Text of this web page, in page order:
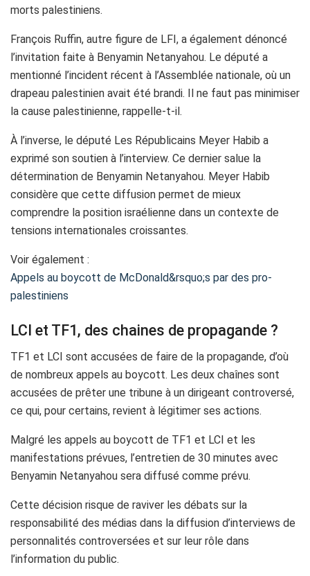
morts palestiniens.
François Ruffin, autre figure de LFI, a également dénoncé
l’invitation faite à Benyamin Netanyahou. Le député a
mentionné l’incident récent à l’Assemblée nationale, où un
drapeau palestinien avait été brandi. Il ne faut pas minimiser
la cause palestinienne, rappelle-t-il.
À l’inverse, le député Les Républicains Meyer Habib a
exprimé son soutien à l’interview. Ce dernier salue la
détermination de Benyamin Netanyahou. Meyer Habib
considère que cette diffusion permet de mieux
comprendre la position israélienne dans un contexte de
tensions internationales croissantes.
Voir également :
Appels au boycott de McDonald&rsquo;s par des pro-
palestiniens
LCI et TF1, des chaines de propagande ?
TF1 et LCI sont accusées de faire de la propagande, d’où
de nombreux appels au boycott. Les deux chaînes sont
accusées de prêter une tribune à un dirigeant controversé,
ce qui, pour certains, revient à légitimer ses actions.
Malgré les appels au boycott de TF1 et LCI et les
manifestations prévues, l’entretien de 30 minutes avec
Benyamin Netanyahou sera diffusé comme prévu.
Cette décision risque de raviver les débats sur la
responsabilité des médias dans la diffusion d’interviews de
personnalités controversées et sur leur rôle dans
l’information du public.